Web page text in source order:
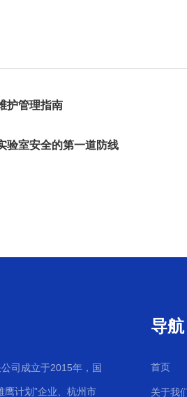
护管理指南
验室安全的第一道防线
司成立于2015年，国
鹰计划”企业、杭州市
导航
首页
关于我